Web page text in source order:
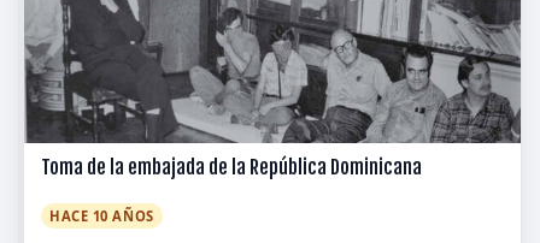
Toma de la embajada de la República Dominicana
HACE 10 AÑOS